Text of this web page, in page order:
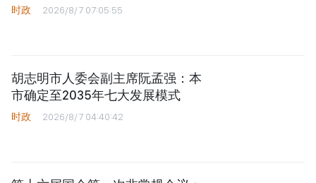
时政 2026/8/7 07:05:55
胡志明市人委会副主席阮孟强：本
市确定至2035年七大发展模式
时政 2026/8/7 04:40:42